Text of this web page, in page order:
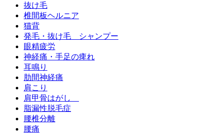
抜け毛
椎間板ヘルニア
猫背
発毛・抜け毛 シャンプー
眼精疲労
神経痛・手足の痺れ
耳鳴り
肋間神経痛
肩こり
肩甲骨はがし
脂漏性脱毛症
腰椎分離
腰痛